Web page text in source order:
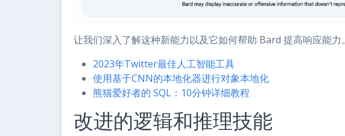
让我们深入了解这种新能力以及它如何帮助 Bard 提高响应能力。
2023年Twitter最佳人工智能工具
使用基于CNN的本地化器进行对象本地化
熊猫爱好者的 SQL：10分钟详细教程
改进的逻辑和推理技能